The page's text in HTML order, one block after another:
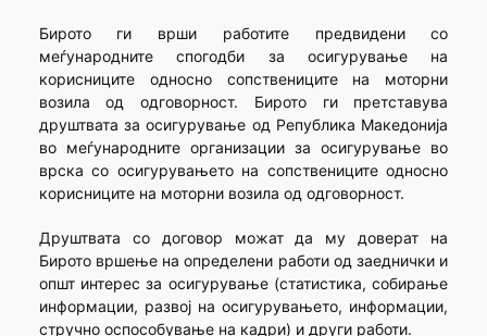
Бирото ги врши работите предвидени со
меѓународните спогодби за осигурување на
корисниците односно сопствениците на моторни
возила од одговорност. Бирото ги претставува
друштвата за осигурување од Република Македонија
во меѓународните организации за осигурување во
врска со осигурувањето на сопствениците односно
корисниците на моторни возила од одговорност.
Друштвата со договор можат да му доверат на
Бирото вршење на определени работи од заеднички и
општ интерес за осигурување (статистика, собирање
информации, развој на осигурувањето, информации,
стручно оспособување на кадри) и други работи.